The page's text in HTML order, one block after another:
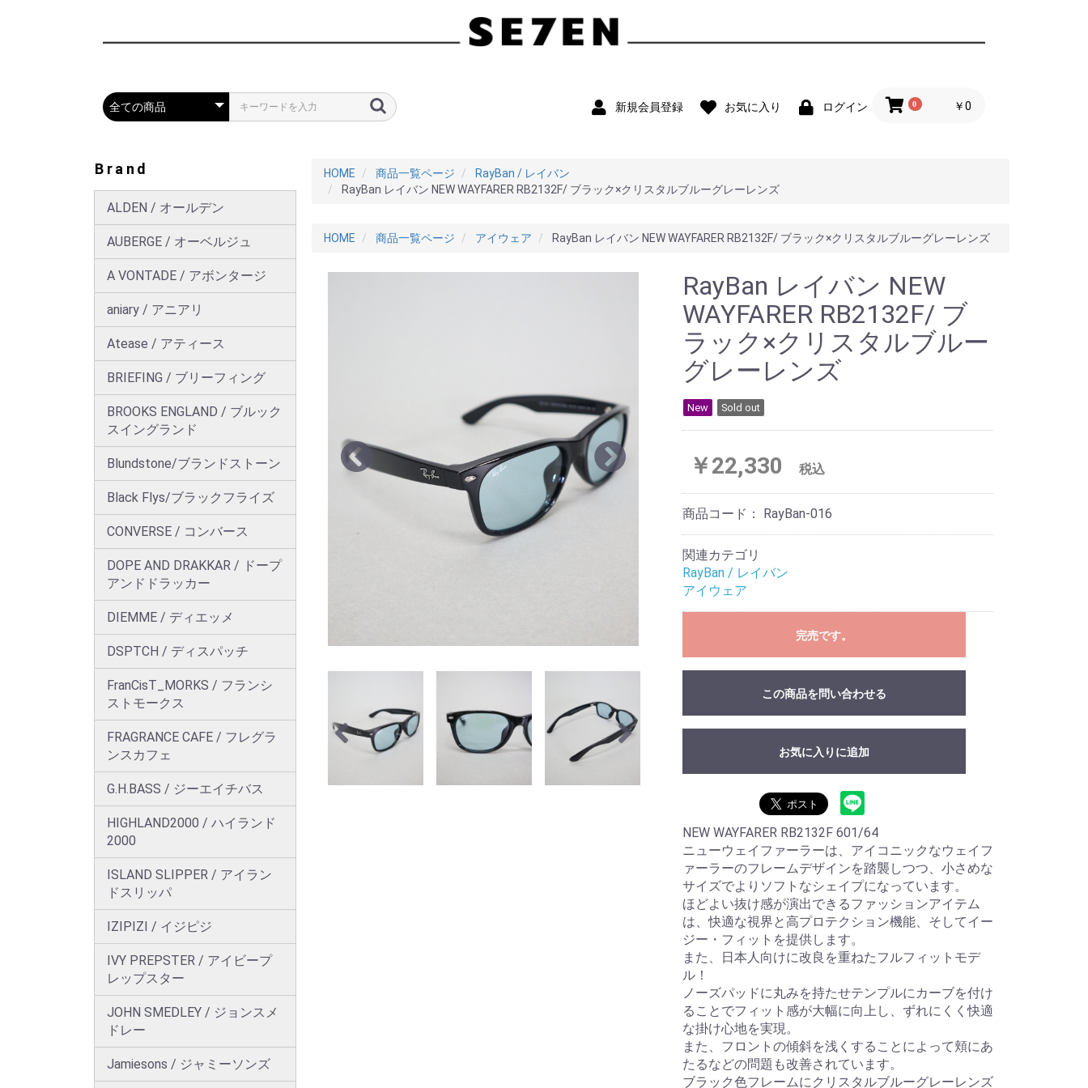
新規会員登録 お気に入り ログイン 0 ￥0
Brand
ALDEN / オールデン
AUBERGE / オーベルジュ
A VONTADE / アボンタージ
aniary / アニアリ
Atease / アティース
BRIEFING / ブリーフィング
BROOKS ENGLAND / ブルック
スイングランド
Blundstone/ブランドストーン
Black Flys/ブラックフライズ
CONVERSE / コンバース
DOPE AND DRAKKAR / ドープ
アンドドラッカー
DIEMME / ディエッメ
DSPTCH / ディスパッチ
FranCisT_MORKS / フランシ
ストモークス
FRAGRANCE CAFE / フレグラ
ンスカフェ
G.H.BASS / ジーエイチバス
HIGHLAND2000 / ハイランド
2000
ISLAND SLIPPER / アイラン
ドスリッパ
IZIPIZI / イジピジ
IVY PREPSTER / アイビープ
レップスター
JOHN SMEDLEY / ジョンスメ
ドレー
Jamiesons / ジャミーソンズ
HOME 商品一覧ページ
RayBan / レイバン
RayBan レイバン NEW WAYFARER RB2132F/ ブラック×クリスタルブルーグレーレンズ
HOME 商品一覧ページ アイウェア RayBan レイバン NEW WAYFARER RB2132F/ ブラック×クリスタルブルーグレーレンズ
RayBan レイバン NEW
WAYFARER RB2132F/ ブ
ラック×クリスタルブルー
グレーレンズ
New Sold out
￥22,330 税込
商品コード： RayBan-016
関連カテゴリ
RayBan / レイバン
アイウェア
完売です。
この商品を問い合わせる
お気に入りに追加
NEW WAYFARER RB2132F 601/64
ニューウェイファーラーは、アイコニックなウェイフ
ァーラーのフレームデザインを踏襲しつつ、小さめな
サイズでよりソフトなシェイプになっています。
ほどよい抜け感が演出できるファッションアイテム
は、快適な視界と高プロテクション機能、そしてイー
ジー・フィットを提供します。
また、日本人向けに改良を重ねたフルフィットモデ
ル！
ノーズパッドに丸みを持たせテンプルにカーブを付け
ることでフィット感が大幅に向上し、ずれにくく快適
な掛け心地を実現。
また、フロントの傾斜を浅くすることによって頬にあ
たるなどの問題も改善されています。
ブラック色フレームにクリスタルブルーグレーレンズ